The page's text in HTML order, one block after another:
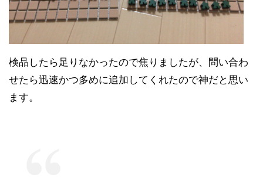
検品したら足りなかったので焦りましたが、問い合わ
せたら迅速かつ多めに追加してくれたので神だと思い
ます。